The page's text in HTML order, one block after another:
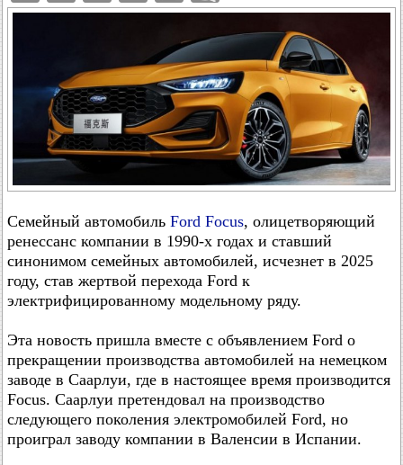
Семейный автомобиль Ford Focus, олицетворяющий
ренессанс компании в 1990-х годах и ставший
синонимом семейных автомобилей, исчезнет в 2025
году, став жертвой перехода Ford к
электрифицированному модельному ряду.
Эта новость пришла вместе с объявлением Ford о
прекращении производства автомобилей на немецком
заводе в Саарлуи, где в настоящее время производится
Focus. Саарлуи претендовал на производство
следующего поколения электромобилей Ford, но
проиграл заводу компании в Валенсии в Испании.